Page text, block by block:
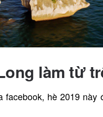
làm từ
hè 2019